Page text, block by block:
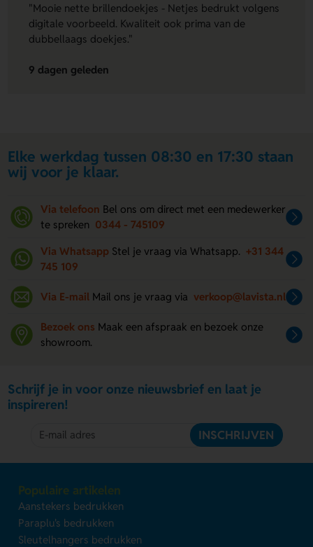
"Mooie nette brillendoekjes - Netjes bedrukt volgens
digitale voorbeeld. Kwaliteit ook prima van de
dubbellaags doekjes."
9 dagen geleden
Elke werkdag tussen 08:30 en 17:30 staan
wij voor je klaar.
Via telefoon Bel ons om direct met een medewerker
te spreken 0344 - 745109
Via Whatsapp Stel je vraag via Whatsapp. +31 344
745 109
Via E-mail Mail ons je vraag via verkoop@lavista.nl
Bezoek ons Maak een afspraak en bezoek onze
showroom.
Schrijf je in voor onze nieuwsbrief en laat je
inspireren!
INSCHRIJVEN
Populaire artikelen
Aanstekers bedrukken
Paraplu's bedrukken
Sleutelhangers bedrukken